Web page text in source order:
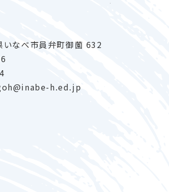
なべ市員弁町御薗 632
inabe-h.ed.jp